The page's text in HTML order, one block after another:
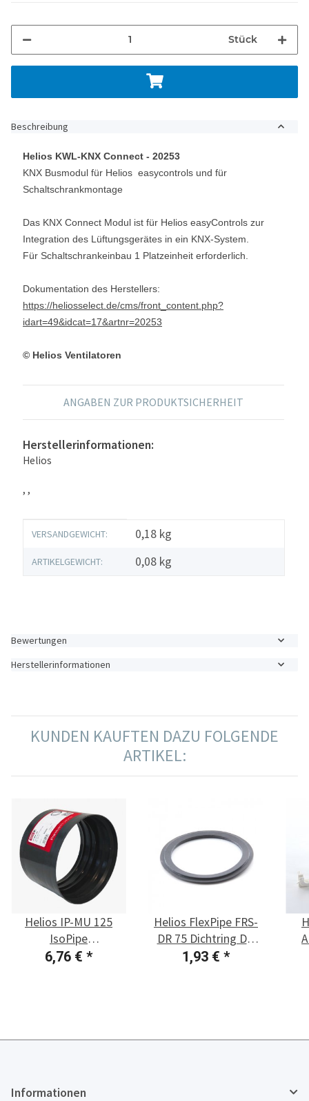
Stück
Beschreibung
Helios KWL-KNX Connect - 20253
KNX Busmodul für Helios easycontrols und für
Schaltschrankmontage
Das KNX Connect Modul ist für Helios easyControls zur
Integration des Lüftungsgerätes in ein KNX-System.
Für Schaltschrankeinbau 1 Platzeinheit erforderlich.
Dokumentation des Herstellers:
https://heliosselect.de/cms/front_content.php?
idart=49&idcat=17&artnr=20253
© Helios Ventilatoren
ANGABEN ZUR PRODUKTSICHERHEIT
Herstellerinformationen:
Helios
, ,
Produkteigenschaft
Wert
VERSANDGEWICHT: 0,18 kg
ARTIKELGEWICHT: 0,08 kg
Bewertungen
Herstellerinformationen
KUNDEN KAUFTEN DAZU FOLGENDE
ARTIKEL:
Helios IP-MU 125
IsoPipe
Verbindungsmuffe
6,76 € *
Helios FlexPipe FRS-
DR 75 Dichtring DN
75, 1 Stück
1,93 € *
Informationen